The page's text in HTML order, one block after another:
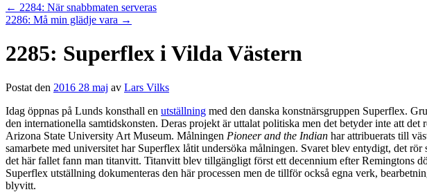
← 2284: När snabbmaten serveras
2286: Må min glädje vara →
2285: Superflex i Vilda Västern
Postat den 2016 28 maj av Lars Vilks
Idag öppnas på Lunds konsthall en utställning med den danska konstnärsgruppen Superflex.
den internationella samtidskonsten. Deras projekt är uttalat politiska men det betyder inte att
Arizona State University Art Museum. Målningen Pioneer and the Indian har attribuerats till
samarbete med universitet har Superflex låtit undersöka målningen. Svaret blev entydigt, det
det här fallet fann man titanvitt. Titanvitt blev tillgängligt först ett decennium efter Remingtons
Superflex utställning dokumenteras den här processen men de tillför också egna verk,
blyvitt.